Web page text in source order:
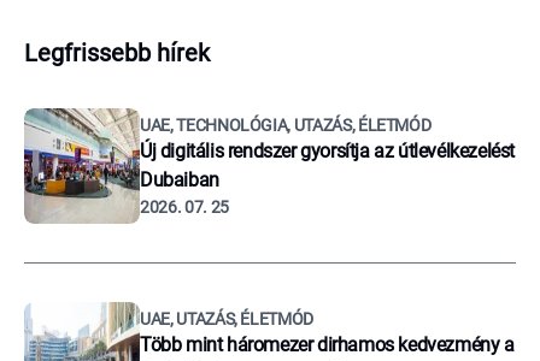
Legfrissebb hírek
UAE, TECHNOLÓGIA, UTAZÁS, ÉLETMÓD
Új digitális rendszer gyorsítja az útlevélkezelést
Dubaiban
2026. 07. 25
UAE, UTAZÁS, ÉLETMÓD
Több mint háromezer dirhamos kedvezmény a